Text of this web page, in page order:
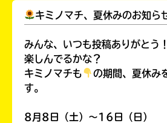
キミノマチ、夏休みのお知ら
みんな、いつも投稿ありがとう
楽しんでるかな？
キミノマチも
の期間、夏休み
す。
8月8日（土）～16日（日）